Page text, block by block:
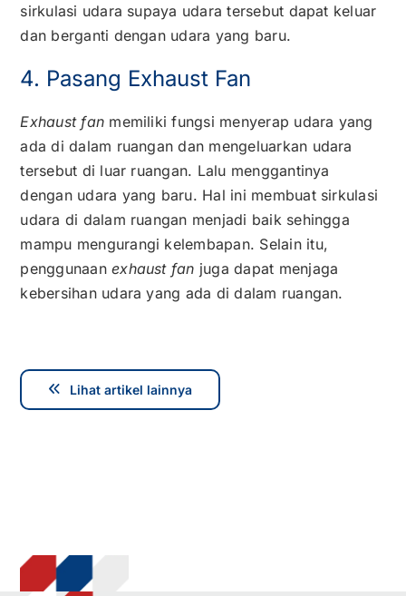
sirkulasi udara supaya udara tersebut dapat keluar
dan berganti dengan udara yang baru.
4. Pasang Exhaust Fan
Exhaust fan memiliki fungsi menyerap udara yang
ada di dalam ruangan dan mengeluarkan udara
tersebut di luar ruangan. Lalu menggantinya
dengan udara yang baru. Hal ini membuat sirkulasi
udara di dalam ruangan menjadi baik sehingga
mampu mengurangi kelembapan. Selain itu,
penggunaanexhaust fan juga dapat menjaga
kebersihan udara yang ada di dalam ruangan.
Lihat artikel lainnya